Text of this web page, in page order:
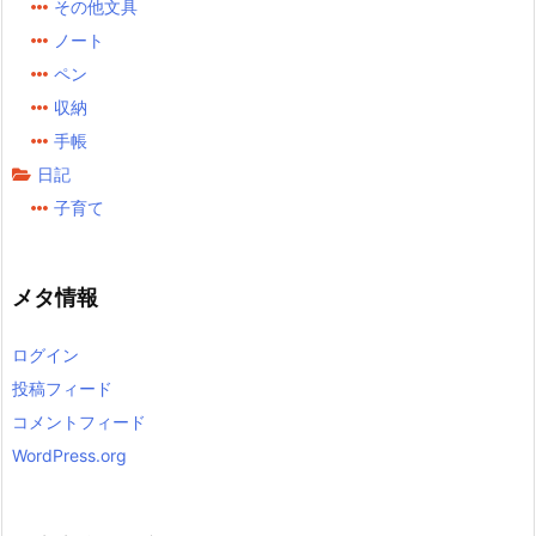
その他文具
ノート
ペン
収納
手帳
日記
子育て
メタ情報
ログイン
投稿フィード
コメントフィード
WordPress.org